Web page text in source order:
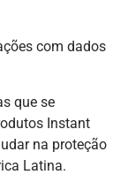
com dados
que se
Instant
na proteção
Latina.